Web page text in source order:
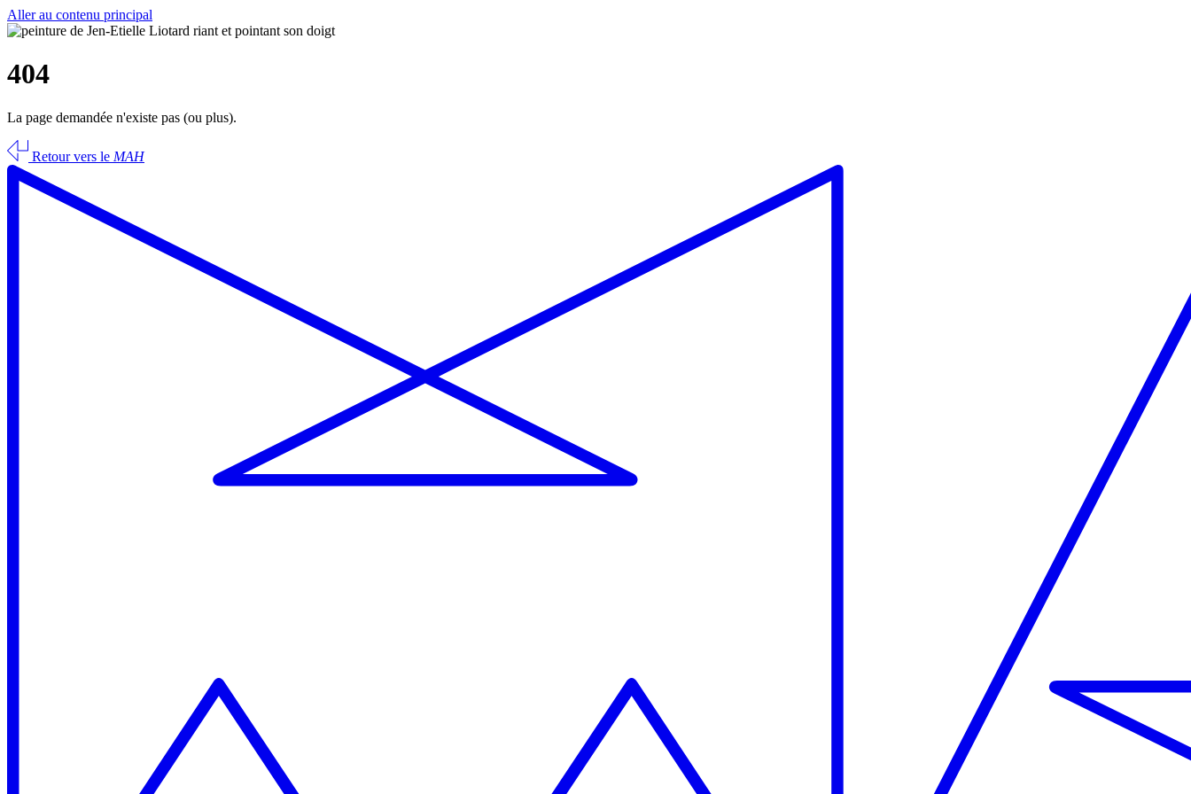
Aller au contenu principal
404
La page demandée n'existe pas (ou plus).
Retour vers le MAH